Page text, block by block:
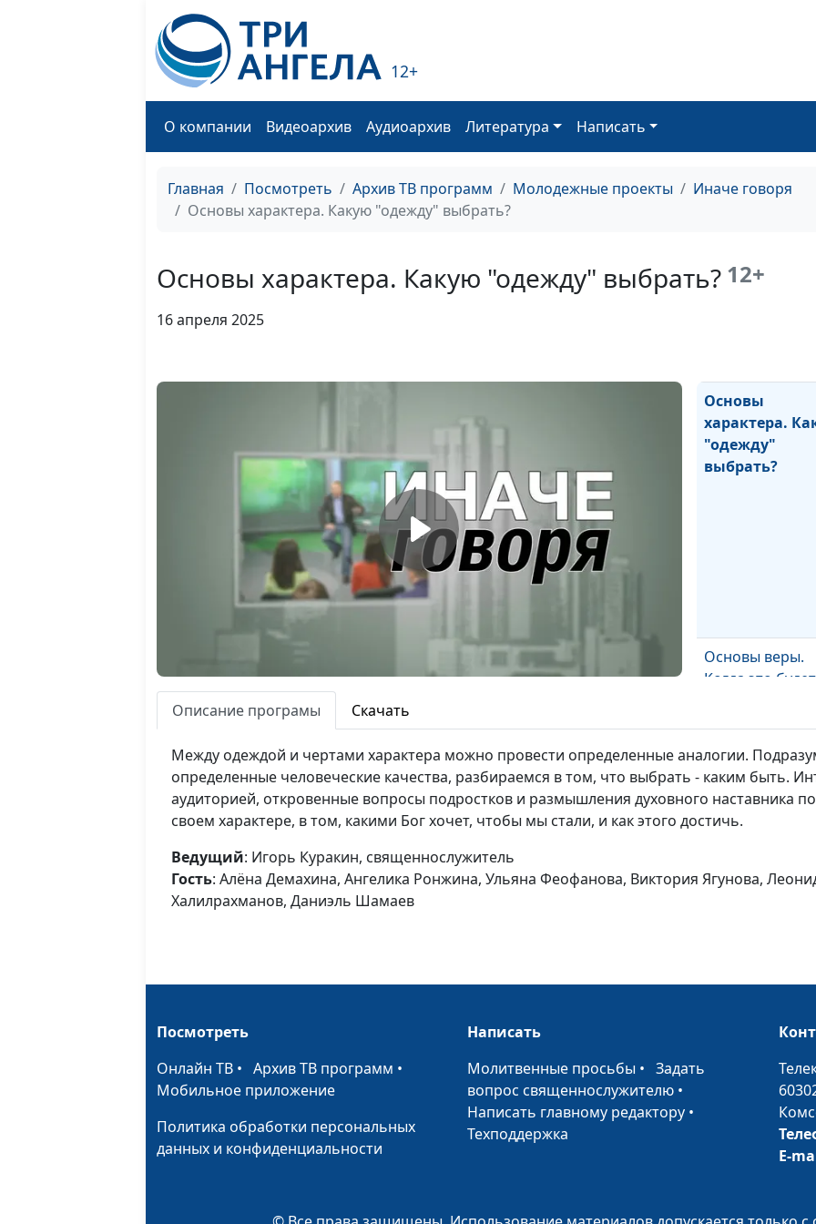
12+
О компании Видеоархив Аудиоархив Литература Написать
Главная Посмотреть Архив ТВ программ Молодежные проекты
Иначе говоря
Основы характера. Какую "одежду" выбрать?
Основы характера. Какую "одежду" выбрать? 12+
16 апреля 2025
Милосердие
Основы
характера.
"одежду"
выбрать?
Основы веры.
Когда это будет
Описание програмы Скачать
Между одеждой и чертами характера можно провести определенные аналогии.
определенные человеческие качества, разбираемся в том, что выбрать - каким быть.
аудиторией, откровенные вопросы подростков и размышления духовного наставника
своем характере, в том, какими Бог хочет, чтобы мы стали, и как этого достичь.
Ведущий: Игорь Куракин, священнослужитель
Гость: Алёна Демахина, Ангелика Ронжина, Ульяна Феофанова, Виктория Ягунова,
Халилрахманов, Даниэль Шамаев
Посмотреть
Онлайн ТВ • Архив ТВ программ •
Мобильное приложение
Политика обработки персональных
данных и конфиденциальности
Написать
Молитвенные просьбы •Задать
вопрос священнослужителю •
Написать главному редактору •
Техподдержка
E-